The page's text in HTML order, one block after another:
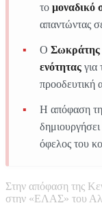
το μοναδικό
απαντώντας
Ο Σωκράτης
ενότητας για
προοδευτική
Η απόφαση
όφελος του
Στην απόφαση της
στην «ΕΛΑΣ» του